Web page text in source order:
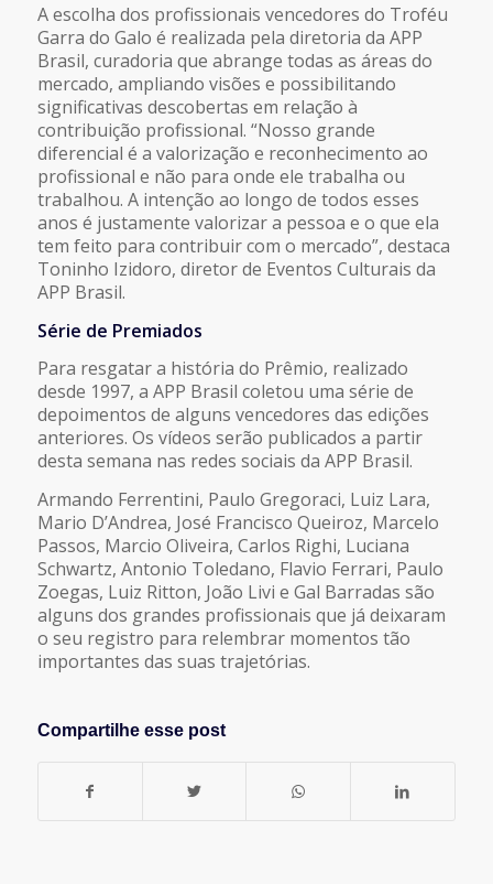
A escolha dos profissionais vencedores do Troféu
Garra do Galo é realizada pela diretoria da APP
Brasil, curadoria que abrange todas as áreas do
mercado, ampliando visões e possibilitando
significativas descobertas em relação à
contribuição profissional. “Nosso grande
diferencial é a valorização e reconhecimento ao
profissional e não para onde ele trabalha ou
trabalhou. A intenção ao longo de todos esses
anos é justamente valorizar a pessoa e o que ela
tem feito para contribuir com o mercado”, destaca
Toninho Izidoro, diretor de Eventos Culturais da
APP Brasil.
Série de Premiados
Para resgatar a história do Prêmio, realizado
desde 1997, a APP Brasil coletou uma série de
depoimentos de alguns vencedores das edições
anteriores. Os vídeos serão publicados a partir
desta semana nas redes sociais da APP Brasil.
Armando Ferrentini, Paulo Gregoraci, Luiz Lara,
Mario D’Andrea, José Francisco Queiroz, Marcelo
Passos, Marcio Oliveira, Carlos Righi, Luciana
Schwartz, Antonio Toledano, Flavio Ferrari, Paulo
Zoegas, Luiz Ritton, João Livi e Gal Barradas são
alguns dos grandes profissionais que já deixaram
o seu registro para relembrar momentos tão
importantes das suas trajetórias.
Compartilhe esse post